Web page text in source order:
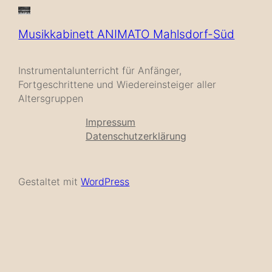
Musikkabinett ANIMATO Mahlsdorf-Süd
Instrumentalunterricht für Anfänger,
Fortgeschrittene und Wiedereinsteiger aller
Altersgruppen
Impressum
Datenschutzerklärung
Gestaltet mitWordPress